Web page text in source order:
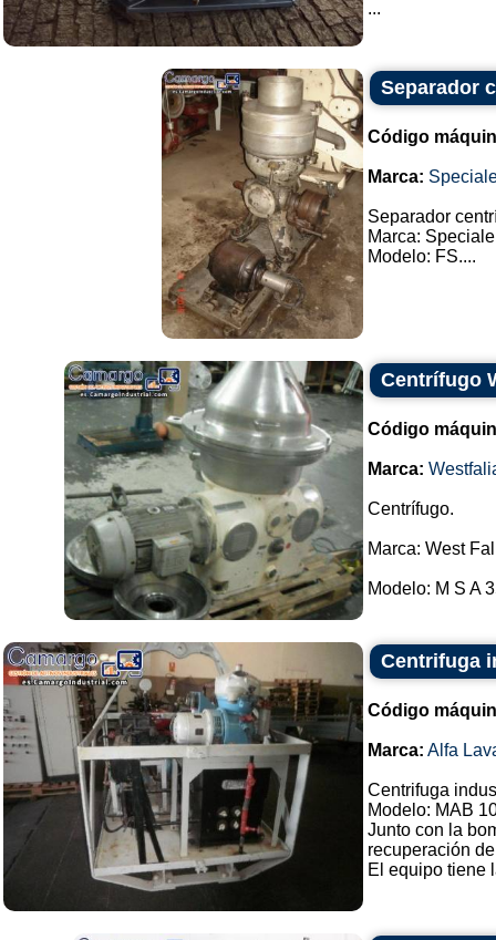
...
Separador
Código
Marca:
Separador
Marca:
Modelo: FS....
Centrífugo
Código
Marca:
Centrífugo.
Marca: West
Modelo: M S A
Centrifuga
Código
Marca: Alfa
Centrifuga
Modelo: MAB
Junto con la
recuperación
El equipo tiene